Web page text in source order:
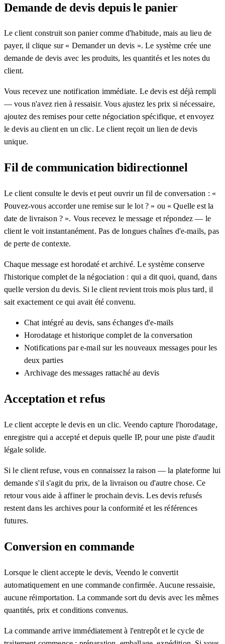
Demande de devis depuis le panier
Le client construit son panier comme d'habitude, mais au lieu de
payer, il clique sur « Demander un devis ». Le système crée une
demande de devis avec les produits, les quantités et les notes du
client.
Vous recevez une notification immédiate. Le devis est déjà rempli
— vous n'avez rien à ressaisir. Vous ajustez les prix si nécessaire,
ajoutez des remises pour cette négociation spécifique, et envoyez
le devis au client en un clic. Le client reçoit un lien de devis
unique.
Fil de communication bidirectionnel
Le client consulte le devis et peut ouvrir un fil de conversation : «
Pouvez-vous accorder une remise sur le lot ? » ou « Quelle est la
date de livraison ? ». Vous recevez le message et répondez — le
client le voit instantanément. Pas de longues chaînes d'e-mails, pas
de perte de contexte.
Chaque message est horodaté et archivé. Le système conserve
l'historique complet de la négociation : qui a dit quoi, quand, dans
quelle version du devis. Si le client revient trois mois plus tard, il
sait exactement ce qui avait été convenu.
Chat intégré au devis, sans échanges d'e-mails
Horodatage et historique complet de la conversation
Notifications par e-mail sur les nouveaux messages pour les
deux parties
Archivage des messages rattaché au devis
Acceptation et refus
Le client accepte le devis en un clic. Veendo capture l'horodatage,
enregistre qui a accepté et depuis quelle IP, pour une piste d'audit
légale solide.
Si le client refuse, vous en connaissez la raison — la plateforme lui
demande s'il s'agit du prix, de la livraison ou d'autre chose. Ce
retour vous aide à affiner le prochain devis. Les devis refusés
restent dans les archives pour la conformité et les références
futures.
Conversion en commande
Lorsque le client accepte le devis, Veendo le convertit
automatiquement en une commande confirmée. Aucune ressaisie,
aucune réimportation. La commande sort du devis avec les mêmes
quantités, prix et conditions convenus.
La commande arrive immédiatement à l'entrepôt et le cycle de